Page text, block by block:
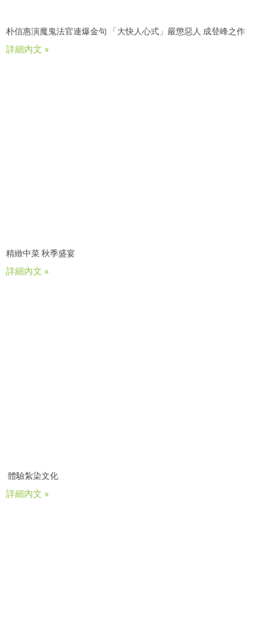
朴信惠演魔鬼法官連爆金句 「大快人心式」嚴懲惡人 成登峰之作
詳細內文 »
精緻中菜 秋季盛宴
詳細內文 »
體驗紮染文化
詳細內文 »